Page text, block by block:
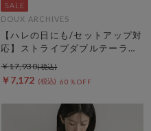
DOUX ARCHIVES
【ハレの日にも/セットアップ対
応】ストライプダブルテーラー
ドジャケット
￥7,172 60％OFF
￥17,930